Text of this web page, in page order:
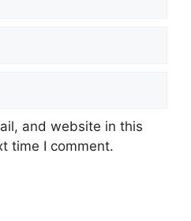
and website in this
time I comment.